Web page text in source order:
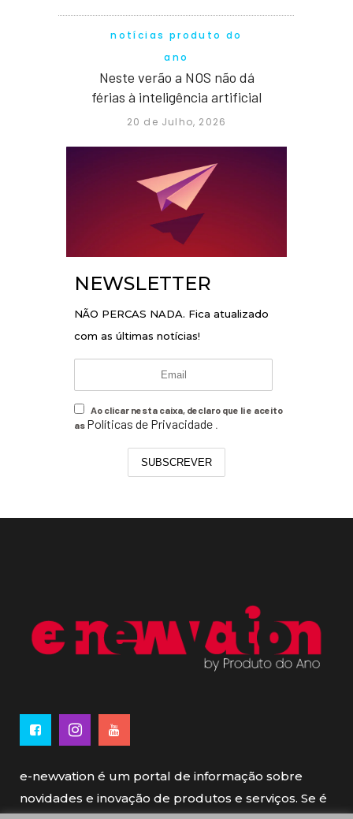
notícias produto do
ano
Neste verão a NOS não dá
férias à inteligência artificial
20 de Julho, 2026
NEWSLETTER
NÃO PERCAS NADA. Fica atualizado
com as últimas notícias!
Ao clicar nesta caixa, declaro que li e aceito
as Políticas de Privacidade .
SUBSCREVER
e-newvation é um portal de informação sobre
novidades e inovação de produtos e serviços. Se é